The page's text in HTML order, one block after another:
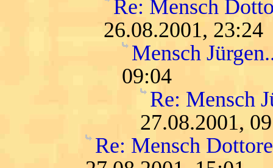
Re: Mensch
26.08.2001, 23:24
Mensch
09:04
Re: Mensch
27.08.2001,
Re: Mensch